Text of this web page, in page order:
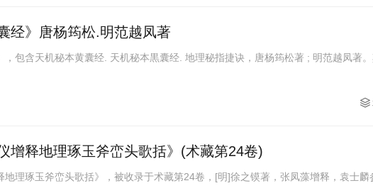
经》唐杨筠松.明范越凤著
，包含天机秘本黄囊经. 天机秘本黒囊经. 地理秘指捷诀，唐杨筠松著 ; 明范越凤著
增释地理琢玉斧峦头歌括》(术藏第24卷)
地理琢玉斧峦头歌括》，被收录于术藏第24卷，[明]徐之镆著，张凤藻增释，袁士麟